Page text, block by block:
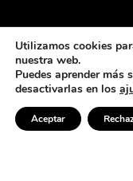
Utilizamos cookies
nuestra web.
Puedes aprender más
desactivarlas en los
Aceptar